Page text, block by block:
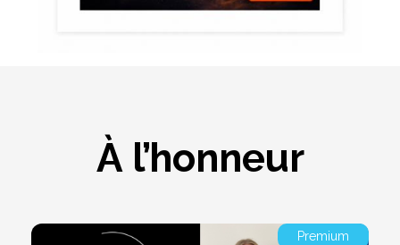
À l’honneur
Premium